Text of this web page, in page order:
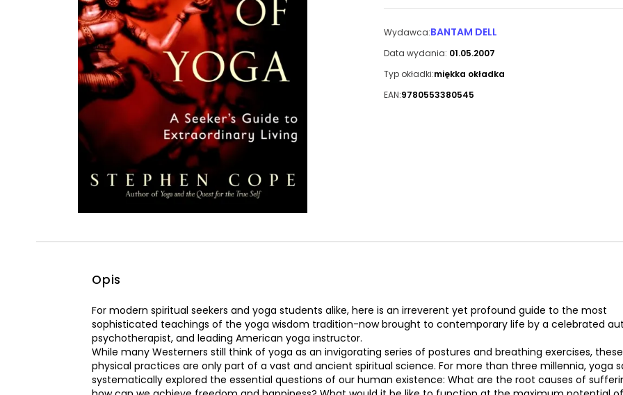
Wydawca:BANTAM DELL
Data wydania: 01.05.2007
Typ okładki:miękka okładka
EAN:9780553380545
Opis
For modern spiritual seekers and yoga students alike, here is an irreverent yet profound guide to the most
sophisticated teachings of the yoga wisdom tradition-now brought to contemporary life by a celebrated
psychotherapist, and leading American yoga instructor.
While many Westerners still think of yoga as an invigorating series of postures and breathing exercises, these
physical practices are only part of a vast and ancient spiritual science. For more than three millennia, yoga
systematically explored the essential questions of our human existence: What are the root causes of
Powiększony kursor
Pomoc w czytaniu
Podkreślenie linków